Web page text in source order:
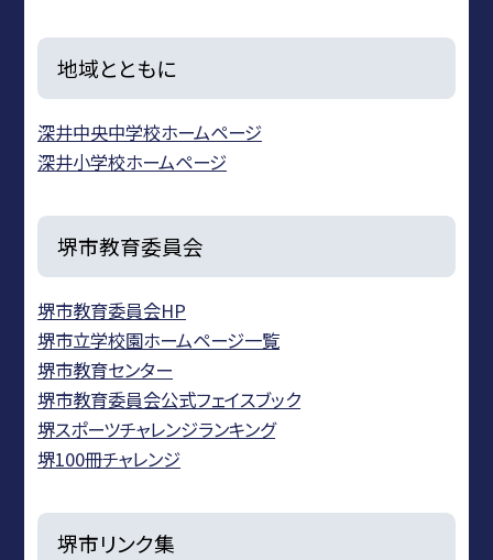
地域とともに
深井中央中学校ホームページ
深井小学校ホームページ
堺市教育委員会
堺市教育委員会HP
堺市立学校園ホームページ一覧
堺市教育センター
堺市教育委員会公式フェイスブック
堺スポーツチャレンジランキング
堺100冊チャレンジ
堺市リンク集